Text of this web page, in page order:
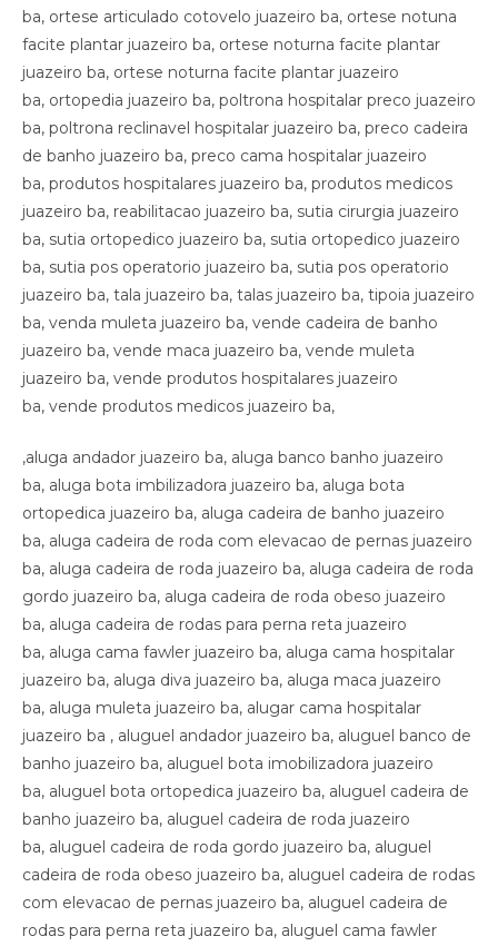
ba, ortese articulado cotovelo juazeiro ba, ortese notuna
facite plantar juazeiro ba, ortese noturna facite plantar
juazeiro ba, ortese noturna facite plantar juazeiro
ba, ortopedia juazeiro ba, poltrona hospitalar preco juazeiro
ba, poltrona reclinavel hospitalar juazeiro ba, preco cadeira
de banho juazeiro ba, preco cama hospitalar juazeiro
ba, produtos hospitalares juazeiro ba, produtos medicos
juazeiro ba, reabilitacao juazeiro ba, sutia cirurgia juazeiro
ba, sutia ortopedico juazeiro ba, sutia ortopedico juazeiro
ba, sutia pos operatorio juazeiro ba, sutia pos operatorio
juazeiro ba, tala juazeiro ba, talas juazeiro ba, tipoia juazeiro
ba, venda muleta juazeiro ba, vende cadeira de banho
juazeiro ba, vende maca juazeiro ba, vende muleta
juazeiro ba, vende produtos hospitalares juazeiro
ba, vende produtos medicos juazeiro ba,
,aluga andador juazeiro ba, aluga banco banho juazeiro
ba, aluga bota imbilizadora juazeiro ba, aluga bota
ortopedica juazeiro ba, aluga cadeira de banho juazeiro
ba, aluga cadeira de roda com elevacao de pernas juazeiro
ba, aluga cadeira de roda juazeiro ba, aluga cadeira de roda
gordo juazeiro ba, aluga cadeira de roda obeso juazeiro
ba, aluga cadeira de rodas para perna reta juazeiro
ba, aluga cama fawler juazeiro ba, aluga cama hospitalar
juazeiro ba, aluga diva juazeiro ba, aluga maca juazeiro
ba, aluga muleta juazeiro ba, alugar cama hospitalar
juazeiro ba , aluguel andador juazeiro ba, aluguel banco de
banho juazeiro ba, aluguel bota imobilizadora juazeiro
ba, aluguel bota ortopedica juazeiro ba, aluguel cadeira de
banho juazeiro ba, aluguel cadeira de roda juazeiro
ba, aluguel cadeira de roda gordo juazeiro ba, aluguel
cadeira de roda obeso juazeiro ba, aluguel cadeira de rodas
com elevacao de pernas juazeiro ba, aluguel cadeira de
rodas para perna reta juazeiro ba, aluguel cama fawler